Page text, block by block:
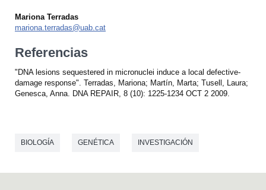
Mariona Terradas
mariona.terradas@uab.cat
Referencias
"DNA lesions sequestered in micronuclei induce a local defective-
damage response". Terradas, Mariona; Martín, Marta; Tusell, Laura;
Genesca, Anna. DNA REPAIR, 8 (10): 1225-1234 OCT 2 2009.
BIOLOGÍA GENÉTICA INVESTIGACIÓN